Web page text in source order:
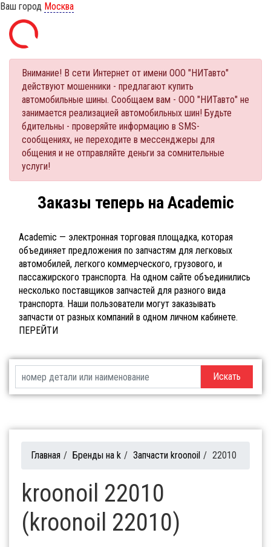
Ваш город Москва
Внимание! В сети Интернет от имени ООО "НИТавто"
действуют мошенники - предлагают купить
автомобильные шины. Сообщаем вам - ООО "НИТавто" не
занимается реализацией автомобильных шин! Будьте
бдительны - проверяйте информацию в SMS-
сообщениях, не переходите в мессенджеры для
общения и не отправляйте деньги за сомнительные
услуги!
Заказы теперь на Academic
Academic — электронная торговая площадка, которая
объединяет предложения по запчастям для легковых
автомобилей, легкого коммерческого, грузового, и
пассажирского транспорта. На одном сайте объединились
несколько поставщиков запчастей для разного вида
транспорта. Наши пользователи могут заказывать
запчасти от разных компаний в одном личном кабинете.
ПЕРЕЙТИ
Искать
Главная / Бренды на k / Запчасти kroonoil / 22010
kroonoil 22010
(kroonoil 22010)